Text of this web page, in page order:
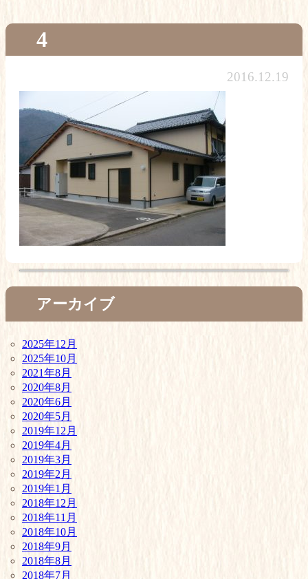
4
2016.12.19
アーカイブ
2025年12月
2025年10月
2021年8月
2020年8月
2020年6月
2020年5月
2019年12月
2019年4月
2019年3月
2019年2月
2019年1月
2018年12月
2018年11月
2018年10月
2018年9月
2018年8月
2018年7月